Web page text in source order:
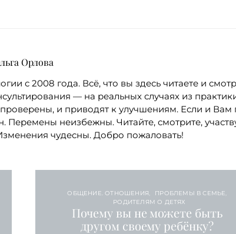
Орлова
с 2008 года. Всё, что вы здесь читаете и
— на реальных случаях из
и приводят к улучшениям. Если и Вам
Перемены неизбежны. Читайте, смотрите,
чудесны. Добро пожаловать!
ОБЩЕНИЕ. ОТНОШЕНИЯ
ПРОБЛЕМЫ В СЕМЬЕ
РОДИТЕЛЯМ О ДЕТЯХ
Почему вы не можете быть
другом своему ребёнку?